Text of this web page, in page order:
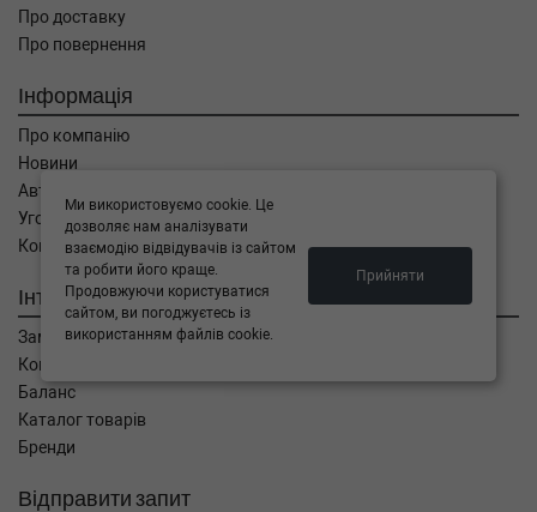
Про доставку
Про повернення
Інформація
Про компанію
Новини
Автоблог
Угода користувача
Контакти
Інтернет магазин
Замовлення
Кошик
Баланс
Каталог товарів
Бренди
Відправити запит
Ми використовуємо cookie. Це
дозволяє нам аналізувати
взаємодію відвідувачів із сайтом
та робити його краще.
Продовжуючи користуватися
сайтом, ви погоджуєтесь із
використанням файлів cookie.
Прийняти